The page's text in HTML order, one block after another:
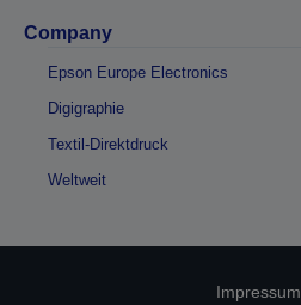
Company
Epson Europe Electronics
Digigraphie
Textil-Direktdruck
Weltweit
Impressum